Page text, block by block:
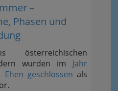
–
Phasen und
österreichischen
wurden im Jahr
geschlossen als